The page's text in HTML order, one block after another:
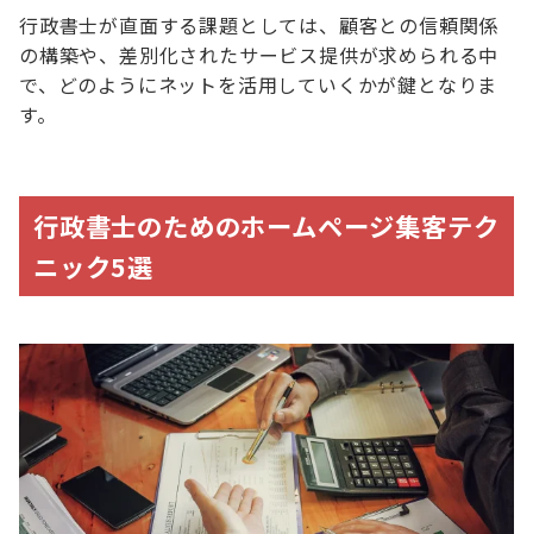
行政書士が直面する課題としては、顧客との信頼関係
の構築や、差別化されたサービス提供が求められる中
で、どのようにネットを活用していくかが鍵となりま
す。
行政書士のためのホームページ集客テク
ニック5選